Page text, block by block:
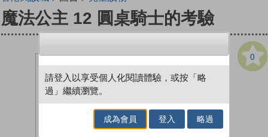
魔法公主 12 圓桌騎士的考驗
0
請登入以享受個人化閱讀體驗，或按「略
過」繼續瀏覽。
成為會員 登入 略過